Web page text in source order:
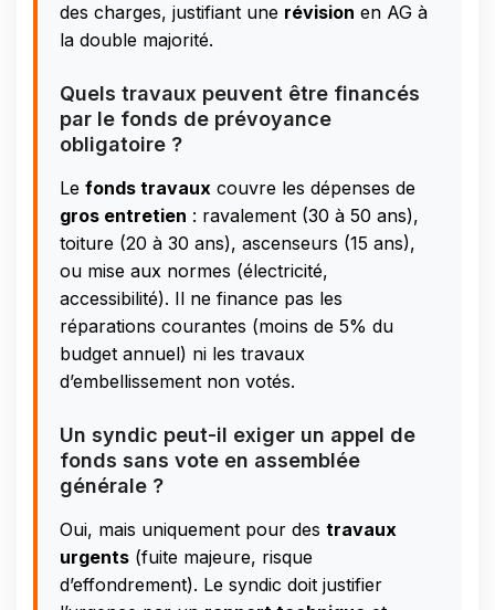
des charges, justifiant une révision en AG à
la double majorité.
Quels travaux peuvent être financés
par le fonds de prévoyance
obligatoire ?
Le fonds travaux couvre les dépenses de
gros entretien : ravalement (30 à 50 ans),
toiture (20 à 30 ans), ascenseurs (15 ans),
ou mise aux normes (électricité,
accessibilité). Il ne finance pas les
réparations courantes (moins de 5% du
budget annuel) ni les travaux
d’embellissement non votés.
Un syndic peut-il exiger un appel de
fonds sans vote en assemblée
générale ?
Oui, mais uniquement pour des travaux
urgents (fuite majeure, risque
d’effondrement). Le syndic doit justifier